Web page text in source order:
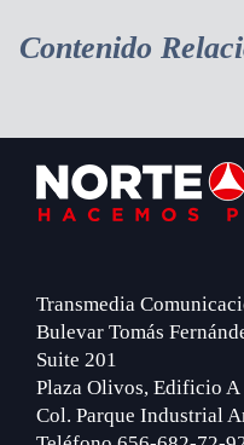
Contenido
Footer
Transmedia
Bulevar Tomás
Suite 201
Plaza Olivos, Edificio A
Col. Parque Industrial